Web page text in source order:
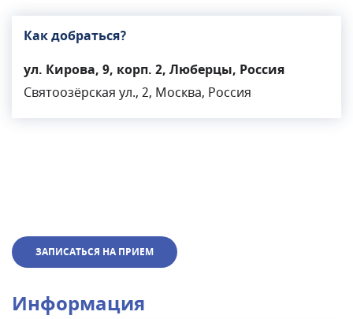
Как добраться?
ул. Кирова, 9, корп. 2, Люберцы, Россия
Святоозёрская ул., 2, Москва, Россия
ЗАПИСАТЬСЯ НА ПРИЕМ
Информация